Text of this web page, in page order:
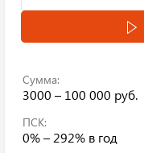
Сумма:
3000 – 100 000 руб.
ПСК:
0% – 292% в год